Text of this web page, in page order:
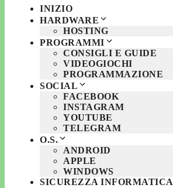
INIZIO
HARDWARE
HOSTING
PROGRAMMI
CONSIGLI E GUIDE
VIDEOGIOCHI
PROGRAMMAZIONE
SOCIAL
FACEBOOK
INSTAGRAM
YOUTUBE
TELEGRAM
O.S.
ANDROID
APPLE
WINDOWS
SICUREZZA INFORMATICA